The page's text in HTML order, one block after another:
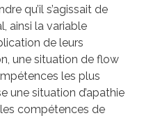
qu’il s’agissait de
ainsi la variable
de leurs
une situation de flow
les plus
une situation d’apathie
compétences de